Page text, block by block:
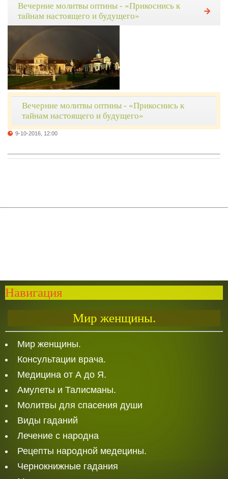
Вечерние молитвы оптины - «Прикоснись к
тайнам настоящего и будущего»
Вечерние молитвы оптины - «Прикоснись к
тайнам настоящего и будущего»
9-10-2016, 12:00
Навигация
Мир женщины.
Мир женщины.
Консультации врача.
Медицина от А до Я.
Амулеты и Талисманы.
Молитвы для спасения души
Виды гаданий
Лечение с народна
Рецепты народной медецины.
Чернокнижные гадания